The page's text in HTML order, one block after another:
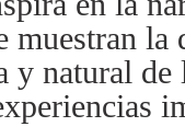
muestran la
y natural